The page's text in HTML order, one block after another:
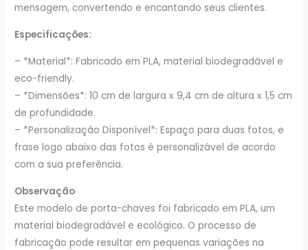
mensagem, convertendo e encantando seus clientes.
Especificações:
– *Material*: Fabricado em PLA, material biodegradável e
eco-friendly.
– *Dimensões*: 10 cm de largura x 9,4 cm de altura x 1,5 cm
de profundidade.
– *Personalização Disponível*: Espaço para duas fotos, e
frase logo abaixo das fotos é personalizável de acordo
com a sua preferência.
Observação
Este modelo de porta-chaves foi fabricado em PLA, um
material biodegradável e ecológico. O processo de
fabricação pode resultar em pequenas variações na